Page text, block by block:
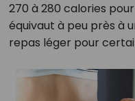
270 à 280 calories
équivaut à peu près à
repas léger pour